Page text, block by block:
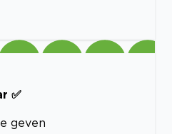
✅
geven